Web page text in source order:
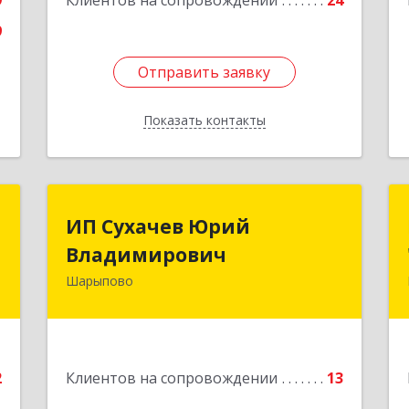
Отправить заявку
Показать контакты
Отправить заявку
Назад
ИП Сухачев Юрий
Владимирович
Шарыпово
Клиентов на сопровождении 13
ИП Сухачев Юрий
Владимирович
Подробнее